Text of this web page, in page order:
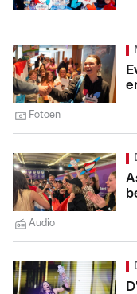
Fotoen
Audio